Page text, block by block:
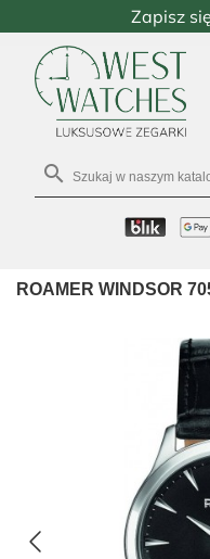

Zapisz
ROAMER WINDSOR